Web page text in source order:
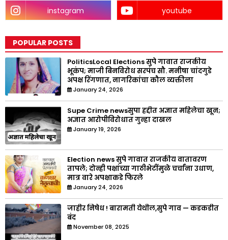
instagram youtube
POPULAR POSTS
PoliticsLocal Elections सुपे गावात राजकीय
भूकंप; माजी बिनविरोध सरपंच सौ. मनीषा चांदगुडे
अपक्ष रिंगणात, नागरिकांचा कौल व्यक्तीला
January 24, 2026
Supe Crime newsसुपा हद्दीत अज्ञात महिलेचा खून;
अज्ञात आरोपीविरोधात गुन्हा दाखल
January 19, 2026
Election news सुपे गावात राजकीय वातावरण
तापले; दोन्ही पक्षांच्या गाठीभेटींमुळे चर्चांना उधाण,
मात्र वारे अपक्षाकडे फिरले
January 24, 2026
जाहीर निषेध ! बारामती येथील,सुपे गाव — कडकडीत
बंद
November 08, 2025